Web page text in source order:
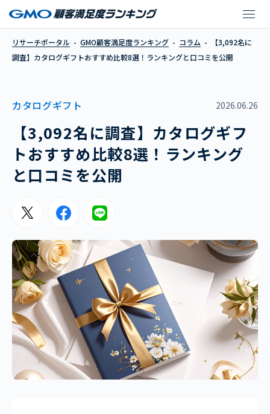
【3,092名に調査】カ
リサーチポータル GMO顧客満足度ランキング コラム
【3,092名に
調査】カタログギフトおすすめ比較8選！ランキングと口コミを公開
カタログギフト 2026.06.26
【3,092名に調査】カタログギフ
トおすすめ比較8選！ランキング
と口コミを公開